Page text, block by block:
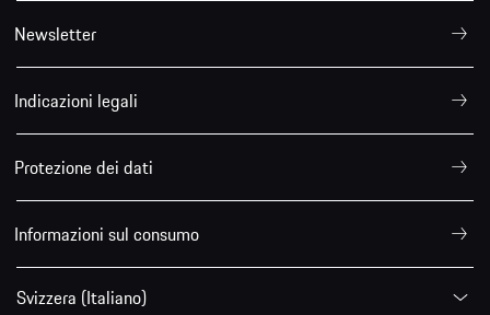
Newsletter
Indicazioni legali
Protezione dei dati
Informazioni sul consumo
Svizzera (Italiano)